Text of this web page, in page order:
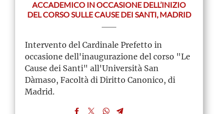
ACCADEMICO IN OCCASIONE DELL’INIZIO
DEL CORSO SULLE CAUSE DEI SANTI, MADRID
Intervento del Cardinale Prefetto in
occasione dell'inaugurazione del corso "Le
Cause dei Santi" all'Università San
Dàmaso, Facoltà di Diritto Canonico, di
Madrid.